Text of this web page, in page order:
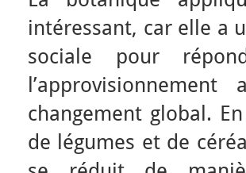
intéressant, car elle a
sociale pour
changement global.
de légumes et de